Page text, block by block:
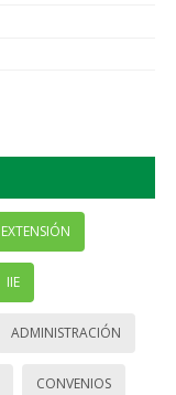
EXTENSIÓN
IIE
ADMINISTRACIÓN
CONVENIOS